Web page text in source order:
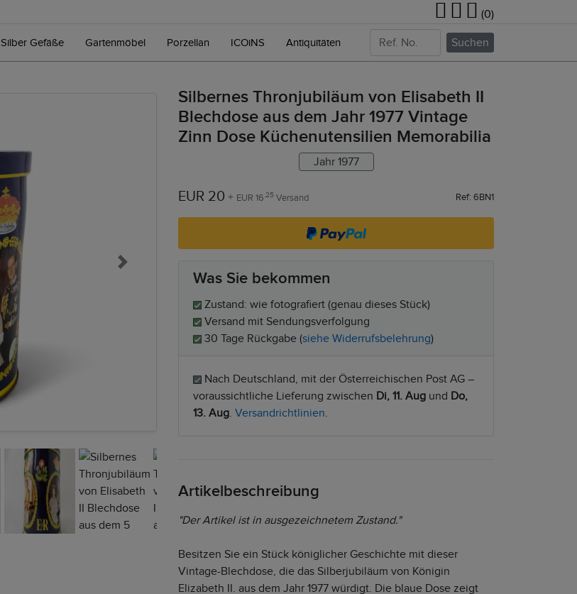
(0)
Silber Gefäße Gartenmöbel Porzellan ICOiNS Antiquitäten Suchen
Next
Silbernes Thronjubiläum von Elisabeth II
Blechdose aus dem Jahr 1977 Vintage
Zinn Dose Küchenutensilien Memorabilia
Jahr 1977
EUR 20 + EUR 16.25 Versand Ref: 6BN1
Was Sie bekommen
Zustand: wie fotografiert (genau dieses Stück)
Versand mit Sendungsverfolgung
30 Tage Rückgabe (siehe Widerrufsbelehrung)
Nach Deutschland, mit der Österreichischen Post AG –
voraussichtliche Lieferung zwischen Di, 11. Aug und Do,
13. Aug. Versandrichtlinien.
Artikelbeschreibung
"Der Artikel ist in ausgezeichnetem Zustand."
Besitzen Sie ein Stück königlicher Geschichte mit dieser
Vintage-Blechdose, die das Silberjubiläum von Königin
Elizabeth II. aus dem Jahr 1977 würdigt. Die blaue Dose zeigt